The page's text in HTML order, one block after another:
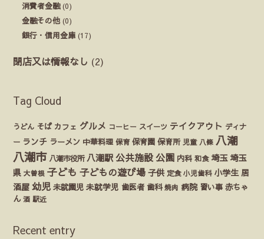
消費者金融(0)
金融その他 (0)
銀行・信用金庫 (17)
閉店又は情報なし (2)
Tag Cloud
うどん そば カフェ グルメ コーヒー スイーツ テイクアウト ディナ
ー ランチ ラーメン 中華料理 保育 保育園 保育所 児童 八條 八潮
八潮市 八潮市役所 八潮駅 公共施設 公園 内科 和食 埼玉 埼玉
県 大曽根 子ども 子どもの遊び場 子供 定食 小児歯科 小学生 居
酒屋 幼児 未就園児 未就学児 歯医者 歯科 焼肉 病院 習い事 赤ちゃ
ん 酒 駅近
Recent entry